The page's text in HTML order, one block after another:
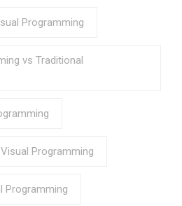
Programming
vs Traditional
Programming
Programming